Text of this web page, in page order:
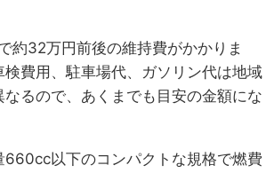
約32万円前後の維持費がかかりま
費用、駐車場代、ガソリン代は地域
るので、あくまでも目安の金額にな
660cc以下のコンパクトな規格で燃費